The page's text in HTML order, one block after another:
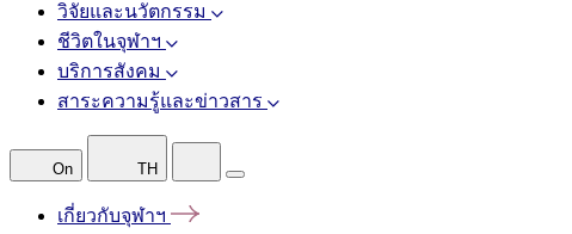
วิจัยและนวัตกรรม
ชีวิตในจุฬาฯ
บริการสังคม
สาระความรู้และข่าวสาร
On TH
เกี่ยวกับจุฬาฯ